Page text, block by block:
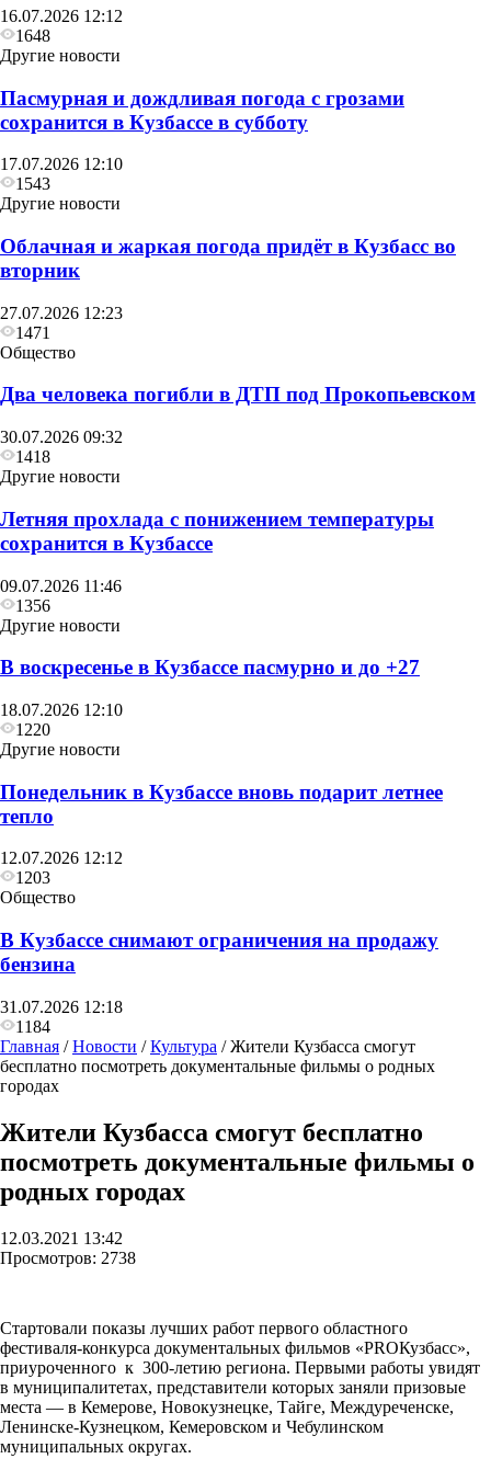
16.07.2026 12:12
1648
Другие новости
Пасмурная и дождливая погода с грозами
сохранится в Кузбассе в субботу
17.07.2026 12:10
1543
Другие новости
Облачная и жаркая погода придёт в Кузбасс во
вторник
27.07.2026 12:23
1471
Общество
Два человека погибли в ДТП под Прокопьевском
30.07.2026 09:32
1418
Другие новости
Летняя прохлада с понижением температуры
сохранится в Кузбассе
09.07.2026 11:46
1356
Другие новости
В воскресенье в Кузбассе пасмурно и до +27
18.07.2026 12:10
1220
Другие новости
Понедельник в Кузбассе вновь подарит летнее
тепло
12.07.2026 12:12
1203
Общество
В Кузбассе снимают ограничения на продажу
бензина
31.07.2026 12:18
1184
Главная /Новости /Культура /Жители Кузбасса смогут
бесплатно посмотреть документальные фильмы о родных
городах
Жители Кузбасса смогут бесплатно
посмотреть документальные фильмы о
родных городах
12.03.2021 13:42
Просмотров: 2738
Стартовали показы лучших работ первого областного
фестиваля-конкурса документальных фильмов «PROКузбасс»,
приуроченного к 300-летию региона. Первыми работы увидят
в муниципалитетах, представители которых заняли призовые
места — в Кемерове, Новокузнецке, Тайге, Междуреченске,
Ленинске-Кузнецком, Кемеровском и Чебулинском
муниципальных округах.